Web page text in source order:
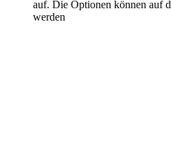
auf. Die Optionen können auf
werden